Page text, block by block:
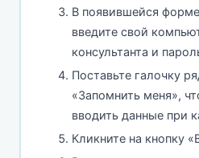
В появившейся
введите свой
консультанта и
Поставьте галочку
«Запомнить меня»,
вводить данные при
Кликните на кнопку